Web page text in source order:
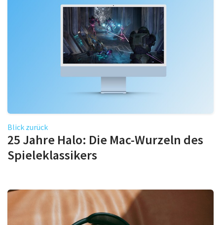
Blick zurück
25 Jahre Halo: Die Mac-Wurzeln des
Spieleklassikers